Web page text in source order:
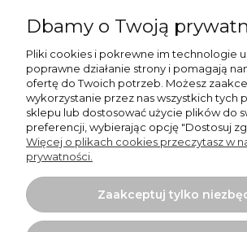
Pomoc
Moje konto
Płatności i dostawa
Informacje
O nas
Dbamy o Twoją
Pliki cookies i pokrewne im technologie
poprawne działanie strony i pomagają
ofertę do Twoich potrzeb. Możesz
wykorzystanie przez nas wszystkich tych
sklepu lub dostosować użycie plików do
preferencji, wybierając opcję "Dostosuj
Więcej o plikach cookies przeczytasz w
prywatności.
Zaakceptuj tylko